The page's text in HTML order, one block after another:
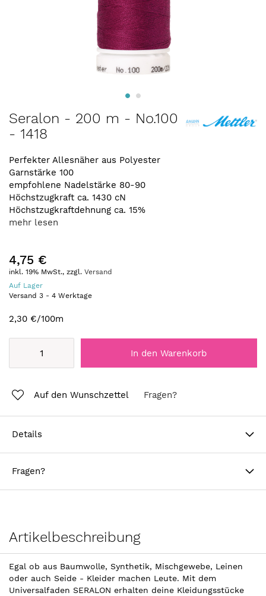
Anfang
der
springen
Seralon - 200 m - No.100
- 1418
Perfekter Allesnäher aus Polyester
Garnstärke 100
empfohlene Nadelstärke 80-90
Höchstzugkraft ca. 1430 cN
Höchstzugkraftdehnung ca. 15%
mehr lesen
4,75 €
inkl. 19% MwSt., zzgl. Versand
Auf Lager
Versand 3 - 4 Werktage
2,30 €/100m
In den Warenkorb
Auf den Wunschzettel Fragen?
Details
Fragen?
Artikelbeschreibung
Egal ob aus Baumwolle, Synthetik, Mischgewebe, Leinen
oder auch Seide - Kleider machen Leute. Mit dem
Universalfaden SERALON erhalten deine Kleidungsstücke